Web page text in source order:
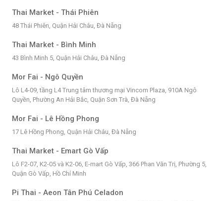
Thai Market - Thái Phiên
48 Thái Phiên, Quận Hải Châu, Đà Nẵng
Thai Market - Bình Minh
43 Bình Minh 5, Quận Hải Châu, Đà Nẵng
Mor Fai - Ngô Quyền
Lô L4-09, tầng L4 Trung tâm thương mại Vincom Plaza, 910A Ngô
Quyền, Phường An Hải Bắc, Quận Sơn Trà, Đà Nẵng
Mor Fai - Lê Hồng Phong
17 Lê Hồng Phong, Quận Hải Châu, Đà Nẵng
Thai Market - Emart Gò Vấp
Lô F2-07, K2-05 và K2-06, E-mart Gò Vấp, 366 Phan Văn Trị, Phường 5,
Quận Gò Vấp, Hồ Chí Minh
Pi Thai - Aeon Tân Phú Celadon